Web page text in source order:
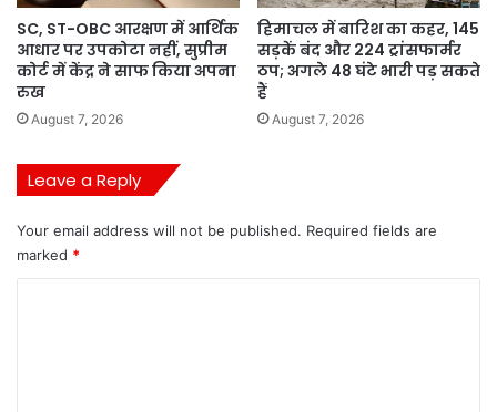
SC, ST-OBC आरक्षण में आर्थिक
आधार पर उपकोटा नहीं, सुप्रीम
कोर्ट में केंद्र ने साफ किया अपना
रुख
August 7, 2026
हिमाचल में बारिश का कहर, 145
सड़कें बंद और 224 ट्रांसफार्मर
ठप; अगले 48 घंटे भारी पड़ सकते
हैं
August 7, 2026
Leave a Reply
Your email address will not be published. Required fields are
marked *